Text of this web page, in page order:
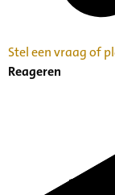
Stel een vraag of
Reageren